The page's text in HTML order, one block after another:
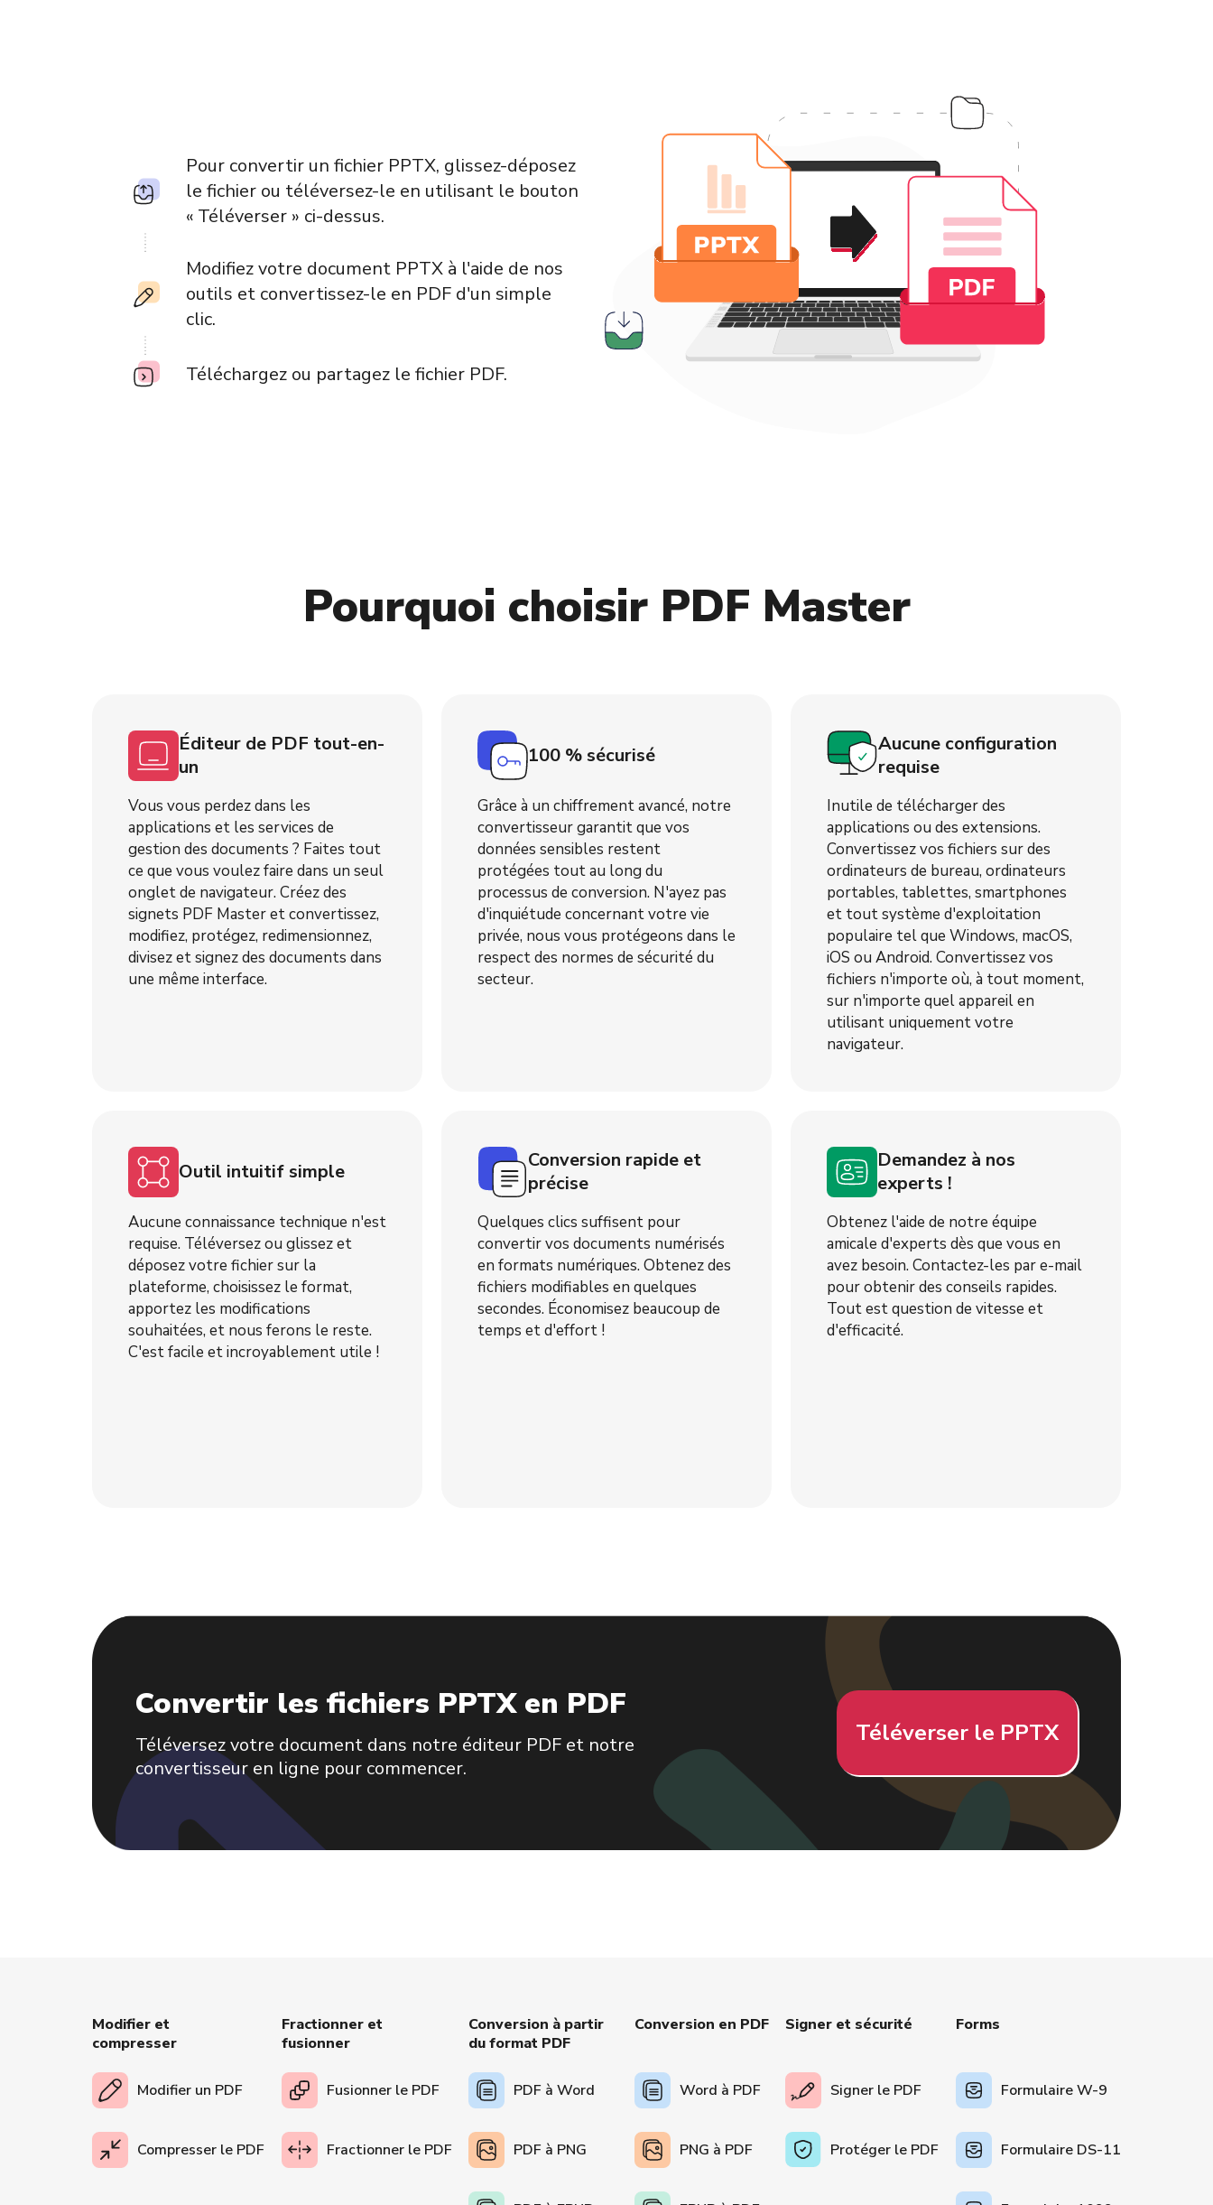
Pour convertir un fichier PPTX, glissez-déposez
le fichier ou téléversez-le en utilisant le bouton
« Téléverser » ci-dessus.
Modifiez votre document PPTX à l'aide de nos
outils et convertissez-le en PDF d'un simple
clic.
Téléchargez ou partagez le fichier PDF.
Pourquoi choisir PDF Master
Éditeur de PDF tout-en-
un
Vous vous perdez dans les
applications et les services de
gestion des documents ? Faites tout
ce que vous voulez faire dans un seul
onglet de navigateur. Créez des
signets PDF Master et convertissez,
modifiez, protégez, redimensionnez,
divisez et signez des documents dans
une même interface.
100 % sécurisé
Grâce à un chiffrement avancé, notre
convertisseur garantit que vos
données sensibles restent
protégées tout au long du
processus de conversion. N'ayez pas
d'inquiétude concernant votre vie
privée, nous vous protégeons dans le
respect des normes de sécurité du
secteur.
Aucune configuration
requise
Inutile de télécharger des
applications ou des extensions.
Convertissez vos fichiers sur des
ordinateurs de bureau, ordinateurs
portables, tablettes, smartphones
et tout système d'exploitation
populaire tel que Windows, macOS,
iOS ou Android. Convertissez vos
fichiers n'importe où, à tout moment,
sur n'importe quel appareil en
utilisant uniquement votre
navigateur.
Outil intuitif simple
Aucune connaissance technique n'est
requise. Téléversez ou glissez et
déposez votre fichier sur la
plateforme, choisissez le format,
apportez les modifications
souhaitées, et nous ferons le reste.
C'est facile et incroyablement utile !
Conversion rapide et
précise
Quelques clics suffisent pour
convertir vos documents numérisés
en formats numériques. Obtenez des
fichiers modifiables en quelques
secondes. Économisez beaucoup de
temps et d'effort !
Demandez à nos
experts !
Obtenez l'aide de notre équipe
amicale d'experts dès que vous en
avez besoin. Contactez-les par e-mail
pour obtenir des conseils rapides.
Tout est question de vitesse et
d'efficacité.
Convertir les fichiers PPTX en PDF
Téléversez votre document dans notre éditeur PDF et notre
convertisseur en ligne pour commencer.
Téléverser le PPTX
Modifier et
compresser
Modifier un PDF
Compresser le PDF
Fractionner et
fusionner
Fusionner le PDF
Fractionner le PDF
Conversion à partir
du format PDF
PDF à Word
PDF à PNG
Conversion en PDF
Word à PDF
PNG à PDF
Signer et sécurité
Signer le PDF
Protéger le PDF
Forms
Formulaire W-9
Formulaire DS-11